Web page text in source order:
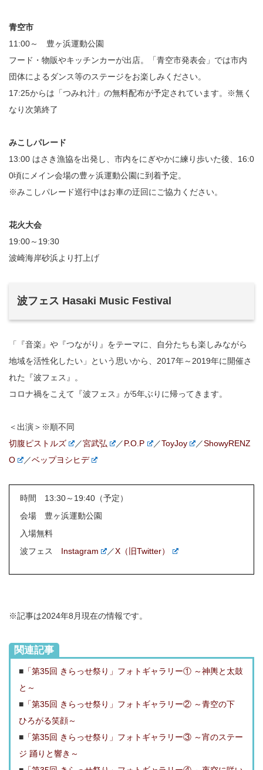
青空市
11:00～ 豊ヶ浜運動公園
フード・物販やキッチンカーが出店。「青空市発表会」では市内
団体によるダンス等のステージをお楽しみください。
17:25からは「つみれ汁」の無料配布が予定されています。※無く
なり次第終了
みこしパレード
13:00 はさき漁協を出発し、市内をにぎやかに練り歩いた後、16:0
0頃にメイン会場の豊ヶ浜運動公園に到着予定。
※みこしパレード巡行中はお車の迂回にご協力ください。
花火大会
19:00～19:30
波崎海岸砂浜より打上げ
波フェス Hasaki Music Festival
「『音楽』や『つながり』をテーマに、自分たちも楽しみながら
地域を活性化したい」という思いから、2017年～2019年に開催さ
れた『波フェス』。
コロナ禍をこえて『波フェス』が5年ぶりに帰ってきます。
＜出演＞※順不同
切腹ピストルズ
／宮武弘 ／P.O.P ／ToyJoy ／ShowyRENZ
O
／ベップヨシヒデ
時間 13:30～19:40（予定）
会場 豊ヶ浜運動公園
入場無料
波フェス Instagram ／X（旧Twitter）
※記事は2024年8月現在の情報です。
関連記事
■ 「第35回 きらっせ祭り」フォトギャラリー① ～神輿と太鼓
と～
■ 「第35回 きらっせ祭り」フォトギャラリー② ～青空の下
ひろがる笑顔～
■ 「第35回 きらっせ祭り」フォトギャラリー③ ～宵のステー
ジ 踊りと響き～